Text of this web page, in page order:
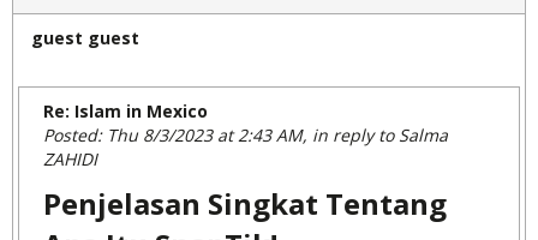
guest guest
Re: Islam in Mexico
Posted: Thu 8/3/2023 at 2:43 AM, in reply to Salma
ZAHIDI
Penjelasan Singkat Tentang